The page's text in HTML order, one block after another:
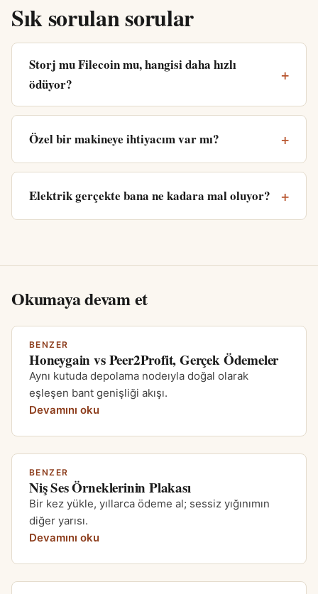
Sık sorulan sorular
Storj mu Filecoin mu, hangisi daha hızlı
ödüyor?
Özel bir makineye ihtiyacım var mı?
Elektrik gerçekte bana ne kadara mal oluyor?
Okumaya devam et
BENZER
Honeygain vs Peer2Profit, Gerçek Ödemeler
Aynı kutuda depolama nodeıyla doğal olarak
eşleşen bant genişliği akışı.
Devamını oku
BENZER
Niş Ses Örneklerinin Plakası
Bir kez yükle, yıllarca ödeme al; sessiz yığınımın
diğer yarısı.
Devamını oku